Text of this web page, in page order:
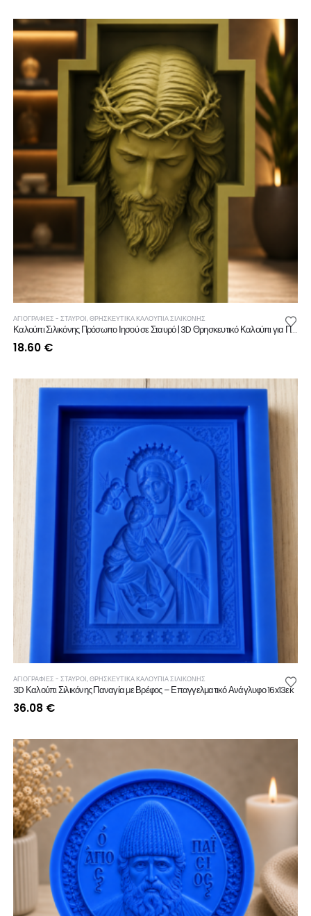
ΑΓΙΟΓΡΑΦΙΕΣ - ΣΤΑΥΡΟΙ,ΘΡΗΣΚΕΥΤΙΚΆ ΚΑΛΟΎΠΙΑ ΣΙΛΙΚΌΝΗΣ
Καλούπι Σιλικόνης Πρόσωπο Ιησού σε Σταυρό | 3D Θρησκευτικό Καλούπι για Πορσελάνη, Κερί & Γύψο
18.60 €
ΑΓΙΟΓΡΑΦΙΕΣ - ΣΤΑΥΡΟΙ,ΘΡΗΣΚΕΥΤΙΚΆ ΚΑΛΟΎΠΙΑ ΣΙΛΙΚΌΝΗΣ
3D Καλούπι Σιλικόνης Παναγία με Βρέφος – Επαγγελματικό Ανάγλυφο 16x13εκ
36.08 €